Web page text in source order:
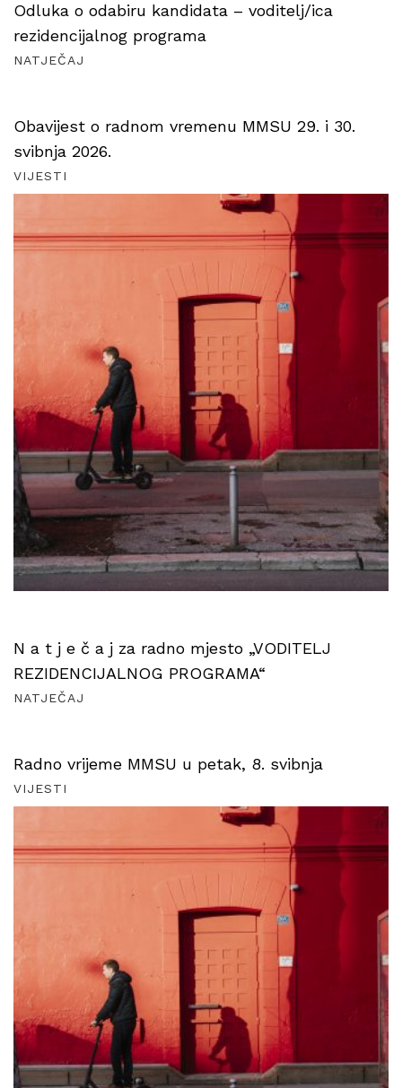
Odluka o odabiru kandidata – voditelj/ica
rezidencijalnog programa
NATJEČAJ
Obavijest o radnom vremenu MMSU 29. i 30.
svibnja 2026.
VIJESTI
N a t j e č a j za radno mjesto „VODITELJ
REZIDENCIJALNOG PROGRAMA“
NATJEČAJ
Radno vrijeme MMSU u petak, 8. svibnja
VIJESTI